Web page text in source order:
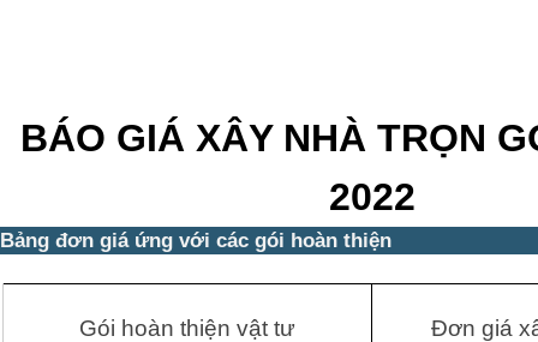
BÁO GIÁ XÂY NHÀ TRỌN
2022
Bảng đơn giá ứng với các gói hoàn thiện
Gói hoàn thiện vật tư Đơn giá